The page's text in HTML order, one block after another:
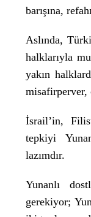
barışına,
Aslında,
halklarıyla
yakın
misafirperver,
İsrail’in,
tepkiyi
lazımdır.
Yunanlı
gerekiyor;